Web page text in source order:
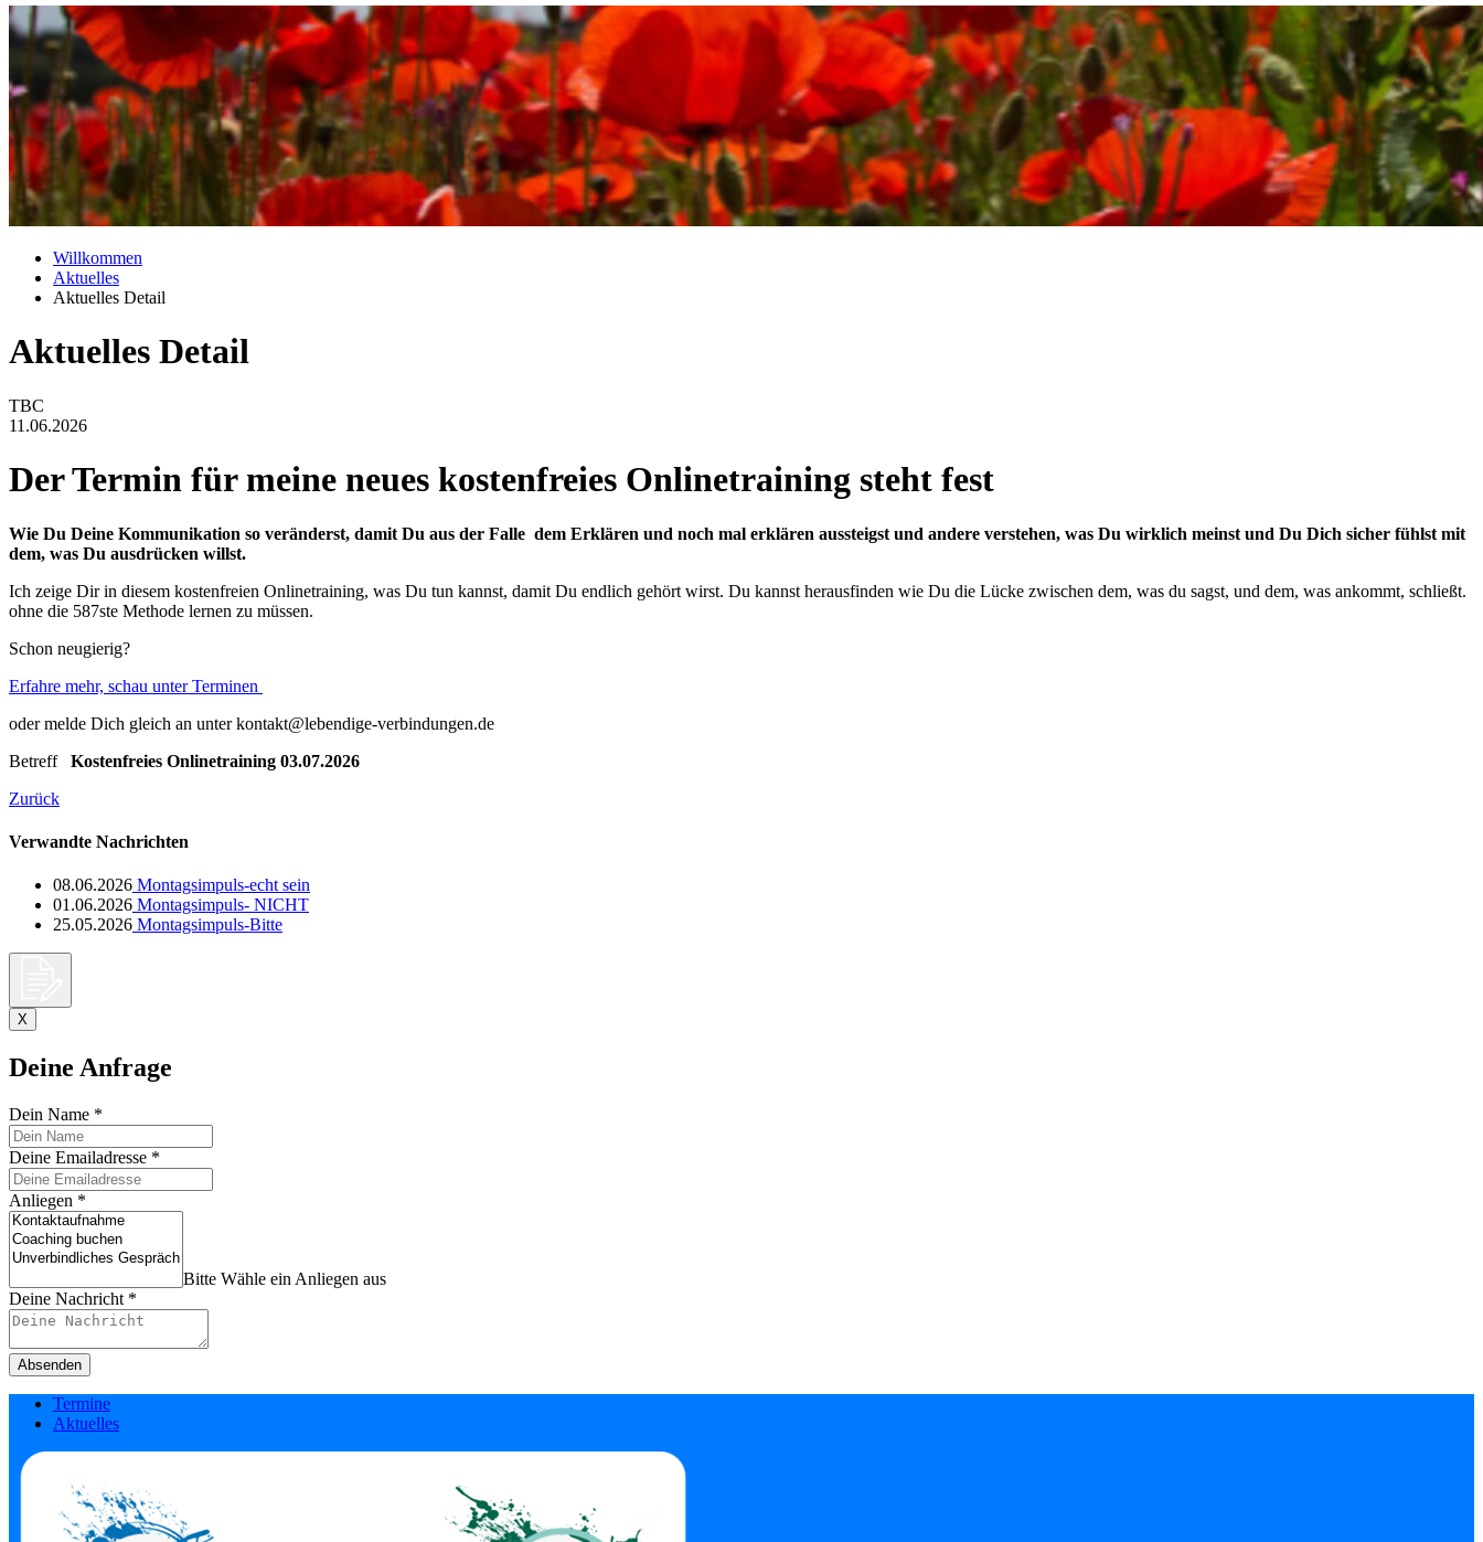
Willkommen
Aktuelles
Aktuelles Detail
Aktuelles Detail
TBC
11.06.2026
Der Termin für meine neues kostenfreies Onlinetraining steht fest
Wie Du Deine Kommunikation so veränderst, damit Du aus der Falle dem Erklären und noch mal erklären aussteigst und andere verstehen, was Du wirklich meinst und Du Dich sicher fühlst mit
dem, was Du ausdrücken willst.
Ich zeige Dir in diesem kostenfreien Onlinetraining, was Du tun kannst, damit Du endlich gehört wirst. Du kannst herausfinden wie Du die Lücke zwischen dem, was du sagst, und dem, was ankommt, schließt.
ohne die 587ste Methode lernen zu müssen.
Schon neugierig?
Erfahre mehr, schau unter Terminen
oder melde Dich gleich an unter kontakt@lebendige-verbindungen.de
Betreff Kostenfreies Onlinetraining 03.07.2026
Zurück
Verwandte Nachrichten
08.06.2026 Montagsimpuls-echt sein
01.06.2026 Montagsimpuls- NICHT
25.05.2026 Montagsimpuls-Bitte
X
Deine Anfrage
Dein Name *
Deine Emailadresse *
Anliegen *
Bitte Wähle ein Anliegen aus
Deine Nachricht *
Absenden
Termine
Aktuelles